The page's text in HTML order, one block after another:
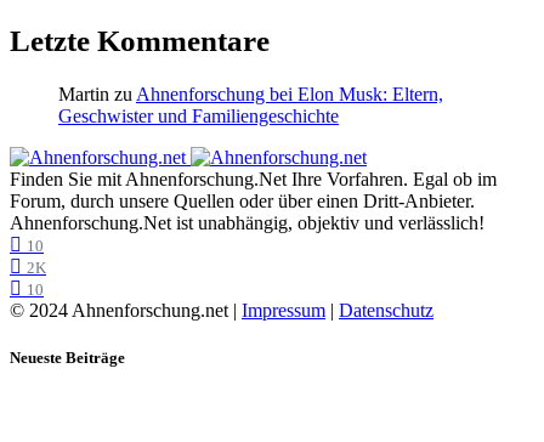
Letzte Kommentare
Martin zu Ahnenforschung bei Elon Musk: Eltern,
Geschwister und Familiengeschichte
Finden Sie mit Ahnenforschung.Net Ihre Vorfahren. Egal ob im
Forum, durch unsere Quellen oder über einen Dritt-Anbieter.
Ahnenforschung.Net ist unabhängig, objektiv und verlässlich!
10
2K
10
© 2024 Ahnenforschung.net | Impressum | Datenschutz
Neueste Beiträge